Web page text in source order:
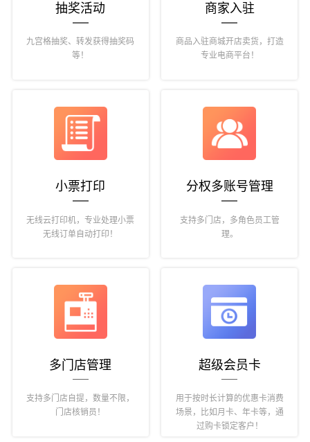
抽奖活动
九宫格抽奖、转发获得抽奖码
等！
商家入驻
商品入驻商城开店卖货，打造
专业电商平台！
小票打印
无线云打印机，专业处理小票
无线订单自动打印！
分权多账号管理
支持多门店，多角色员工管
理。
多门店管理
支持多门店自提，数量不限，
门店核销员！
超级会员卡
用于按时长计算的优惠卡消费
场景，比如月卡、年卡等，通
过购卡锁定客户！